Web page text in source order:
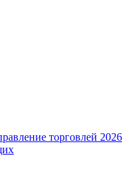
торговлей 2026